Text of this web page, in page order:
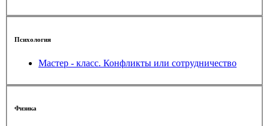
Психология
Мастер - класс. Конфликты или сотрудничество
Физика